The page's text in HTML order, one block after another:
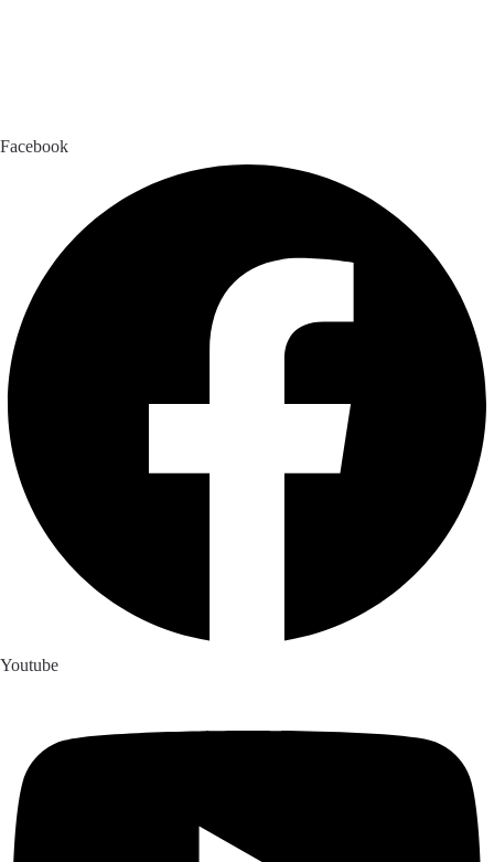
Facebook
Youtube